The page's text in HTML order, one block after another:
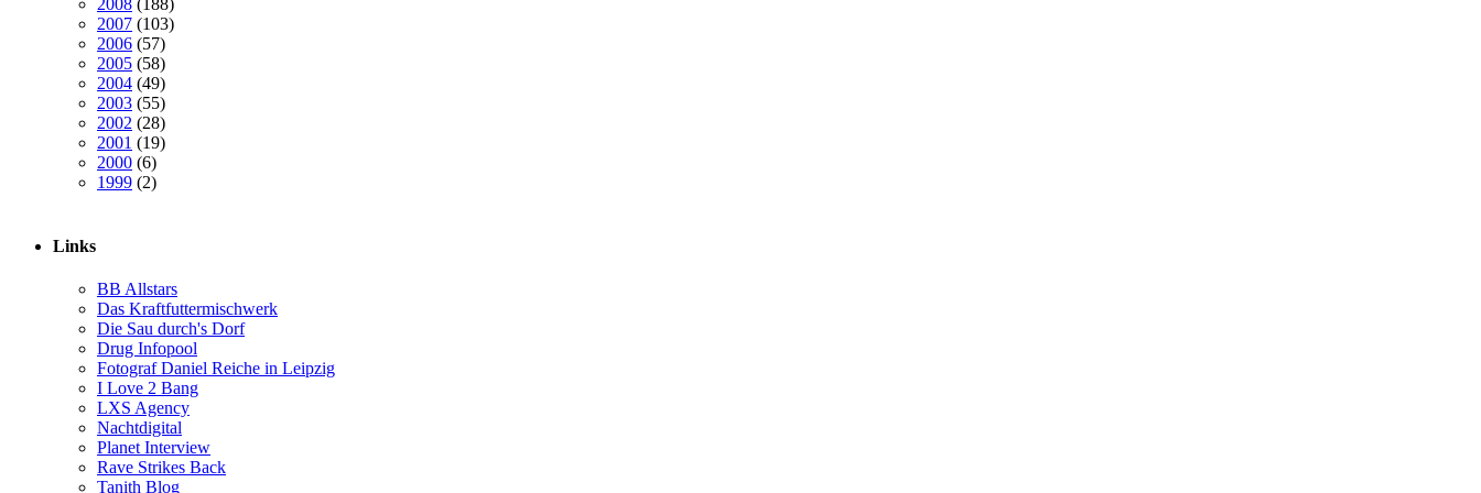
2008 (188)
2007 (103)
2006 (57)
2005 (58)
2004 (49)
2003 (55)
2002 (28)
2001 (19)
2000 (6)
1999 (2)
Links
BB Allstars
Das Kraftfuttermischwerk
Die Sau durch's Dorf
Drug Infopool
Fotograf Daniel Reiche in Leipzig
I Love 2 Bang
LXS Agency
Nachtdigital
Planet Interview
Rave Strikes Back
Tanith Blog